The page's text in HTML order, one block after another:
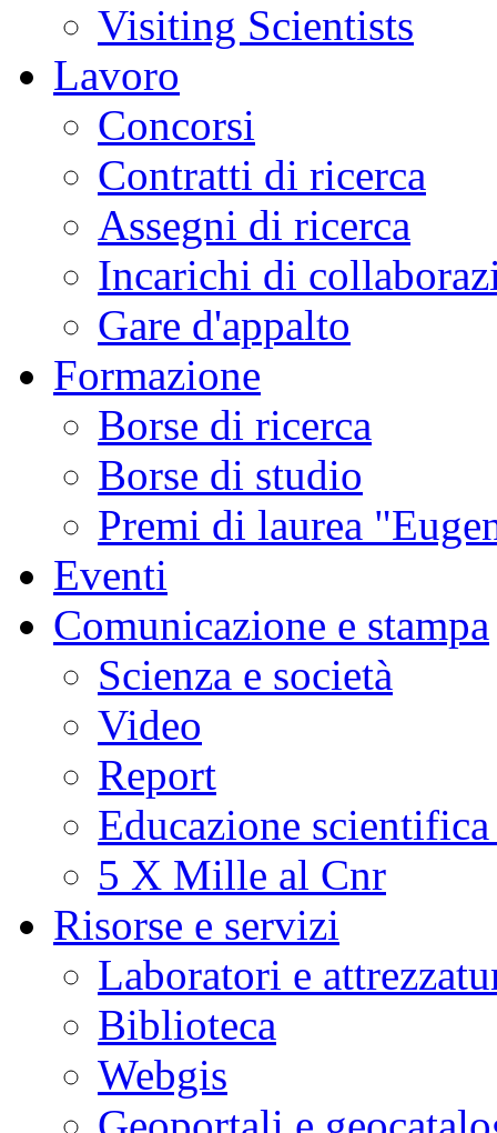
Visiting Scientists
Lavoro
Concorsi
Contratti di ricerca
Assegni di ricerca
Incarichi di
Gare d'appalto
Formazione
Borse di ricerca
Borse di studio
Premi di laurea
Eventi
Comunicazione e stampa
Scienza e società
Video
Report
Educazione
5 X Mille al Cnr
Risorse e servizi
Laboratori e
Biblioteca
Webgis